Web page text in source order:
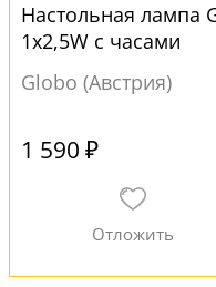
Настольная лампа
1x2,5W с часами
Globo (Австрия)
1 590 ₽